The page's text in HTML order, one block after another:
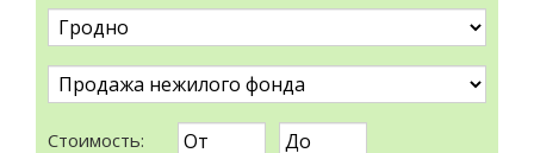
Стоимость: